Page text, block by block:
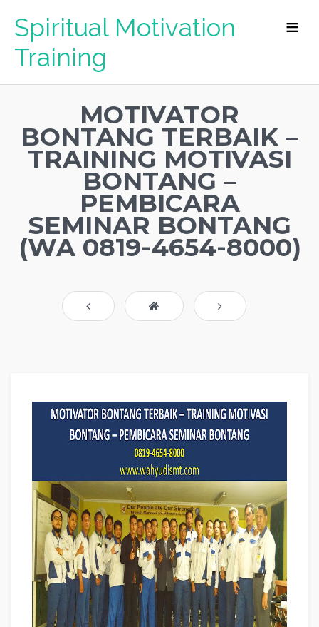
Spiritual Motivation
Training
MOTIVATOR
BONTANG TERBAIK –
TRAINING MOTIVASI
BONTANG –
PEMBICARA
SEMINAR BONTANG
(WA 0819-4654-8000)